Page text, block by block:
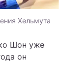
Хельмута
Шон уже
он